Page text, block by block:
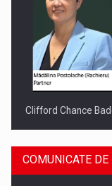
Clifford Chance
COMUNICATE DE